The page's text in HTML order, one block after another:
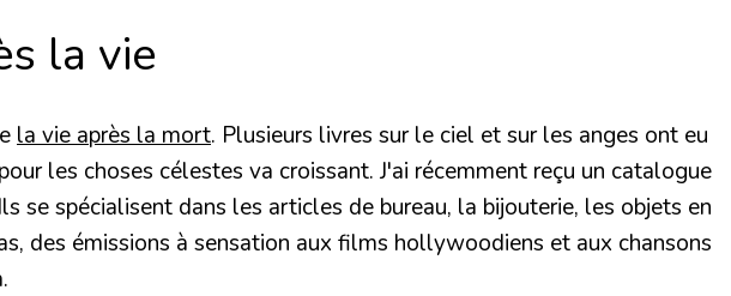
la vie
la vie après la mort. Plusieurs livres sur le ciel et sur les anges ont eu
les choses célestes va croissant. J'ai récemment reçu un catalogue
se spécialisent dans les articles de bureau, la bijouterie, les objets en
des émissions à sensation aux films hollywoodiens et aux chansons